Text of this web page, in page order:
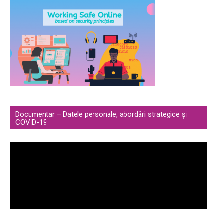
Documentar – Datele personale, abordări strategice și
COVID-19